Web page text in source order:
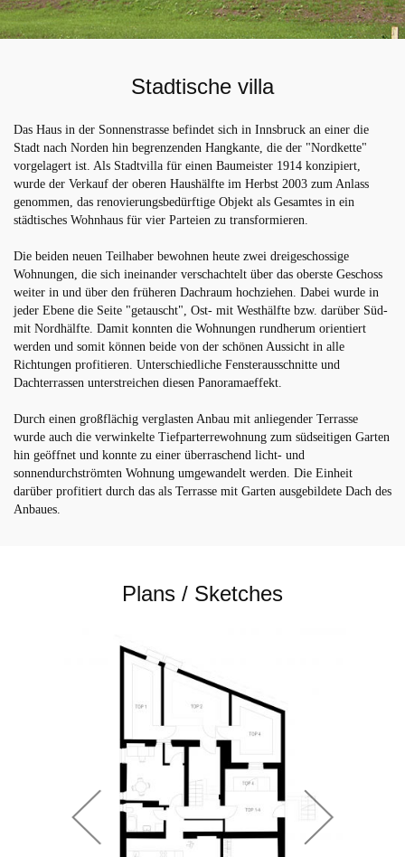
Stadtische villa
Das Haus in der Sonnenstrasse befindet sich in Innsbruck an einer die
Stadt nach Norden hin begrenzenden Hangkante, die der "Nordkette"
vorgelagert ist. Als Stadtvilla für einen Baumeister 1914 konzipiert,
wurde der Verkauf der oberen Haushälfte im Herbst 2003 zum Anlass
genommen, das renovierungsbedürftige Objekt als Gesamtes in ein
städtisches Wohnhaus für vier Parteien zu transformieren.
Die beiden neuen Teilhaber bewohnen heute zwei dreigeschossige
Wohnungen, die sich ineinander verschachtelt über das oberste Geschoss
weiter in und über den früheren Dachraum hochziehen. Dabei wurde in
jeder Ebene die Seite "getauscht", Ost- mit Westhälfte bzw. darüber Süd-
mit Nordhälfte. Damit konnten die Wohnungen rundherum orientiert
werden und somit können beide von der schönen Aussicht in alle
Richtungen profitieren. Unterschiedliche Fensterausschnitte und
Dachterrassen unterstreichen diesen Panoramaeffekt.
Durch einen großflächig verglasten Anbau mit anliegender Terrasse
wurde auch die verwinkelte Tiefparterrewohnung zum südseitigen Garten
hin geöffnet und konnte zu einer überraschend licht- und
sonnendurchströmten Wohnung umgewandelt werden. Die Einheit
darüber profitiert durch das als Terrasse mit Garten ausgebildete Dach des
Anbaues.
Plans / Sketches